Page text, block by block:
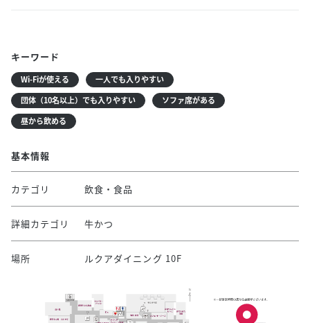
キーワード
Wi-Fiが使える
一人でも入りやすい
団体（10名以上）でも入りやすい
ソファ席がある
昼から飲める
基本情報
カテゴリ 飲食・食品
詳細カテゴリ 牛かつ
場所 ルクアダイニング 10F